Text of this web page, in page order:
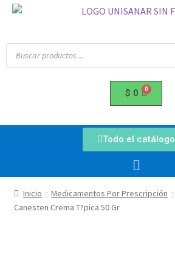
$ 0
Todo el catálogo
Inicio Medicamentos Por Prescripción
Canesten Crema T?pica 50 Gr